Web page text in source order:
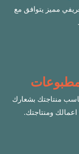
مميز يتوافق مع
منتاجتك بشعارك
ومنتاجتك.